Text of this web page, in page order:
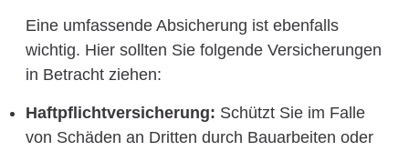
Eine umfassende Absicherung ist ebenfalls
wichtig. Hier sollten Sie folgende Versicherungen
in Betracht ziehen:
Haftpflichtversicherung: Schützt Sie im Falle
von Schäden an Dritten durch Bauarbeiten oder